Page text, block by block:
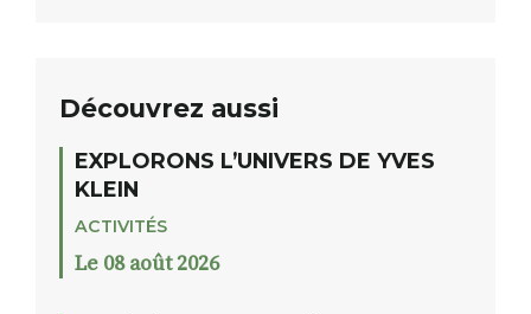
Découvrez aussi
EXPLORONS L’UNIVERS DE YVES
KLEIN
ACTIVITÉS
Le 08 août 2026